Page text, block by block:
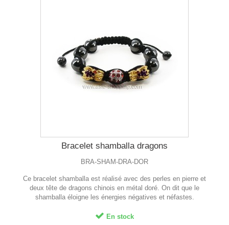
Bracelet shamballa dragons
BRA-SHAM-DRA-DOR
Ce bracelet shamballa est réalisé avec des perles en pierre et
deux tête de dragons chinois en métal doré. On dit que le
shamballa éloigne les énergies négatives et néfastes.
En stock